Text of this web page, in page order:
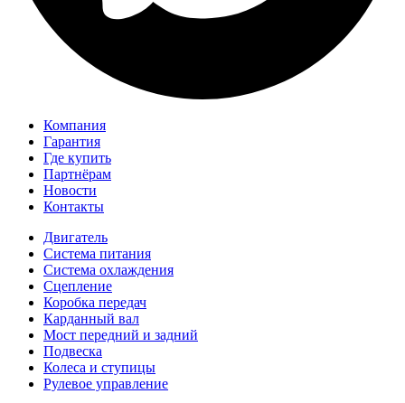
Компания
Гарантия
Где купить
Партнёрам
Новости
Контакты
Двигатель
Система питания
Система охлаждения
Сцепление
Коробка передач
Карданный вал
Мост передний и задний
Подвеска
Колеса и ступицы
Рулевое управление